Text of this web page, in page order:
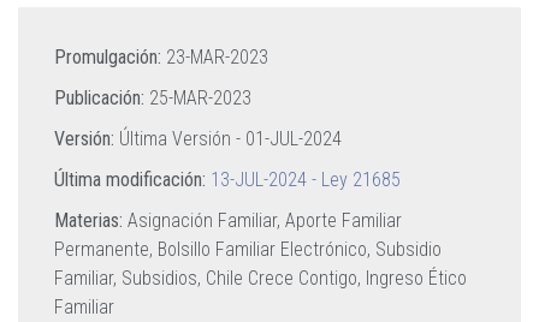
Promulgación: 23-MAR-2023
Publicación: 25-MAR-2023
Versión: Última Versión - 01-JUL-2024
Última modificación: 13-JUL-2024 - Ley 21685
Materias: Asignación Familiar, Aporte Familiar
Permanente, Bolsillo Familiar Electrónico, Subsidio
Familiar, Subsidios, Chile Crece Contigo, Ingreso Ético
Familiar